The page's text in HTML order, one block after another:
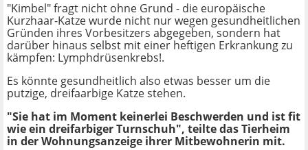
"Kimbel" fragt nicht ohne Grund - die europäische
Kurzhaar-Katze wurde nicht nur wegen gesundheitlichen
Gründen ihres Vorbesitzers abgegeben, sondern hat
darüber hinaus selbst mit einer heftigen Erkrankung zu
kämpfen: Lymphdrüsenkrebs!.
Es könnte gesundheitlich also etwas besser um die
putzige, dreifaarbige Katze stehen.
"Sie hat im Moment keinerlei Beschwerden und ist fit
wie ein dreifarbiger Turnschuh", teilte das Tierheim
in der Wohnungsanzeige ihrer Mitbewohnerin mit.